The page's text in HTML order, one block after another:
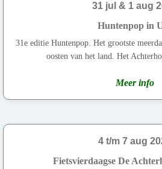
31 jul & 1 aug
Huntenpop in
31e editie Huntenpop. Het grootste
oosten van het land. Het
Meer info
4 t/m 7 aug
Fietsvierdaagse De